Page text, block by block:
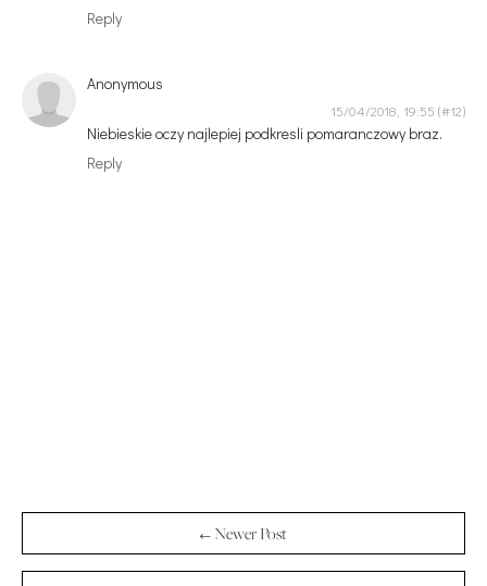
Reply
Anonymous
15/04/2018, 19:55
Niebieskie oczy najlepiej podkresli pomaranczowy braz.
Reply
← Newer Post